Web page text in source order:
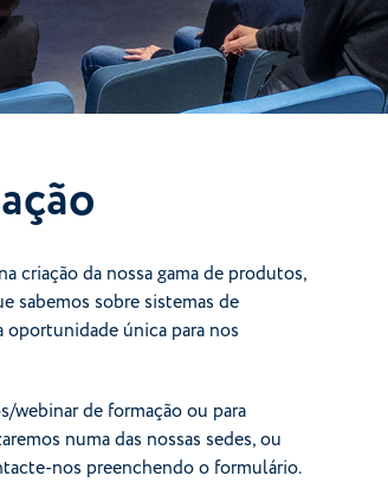
criação da nossa gama de produtos,
sabemos sobre sistemas de
oportunidade única para nos
webinar de formação ou para
numa das nossas sedes, ou
nos preenchendo o formulário.